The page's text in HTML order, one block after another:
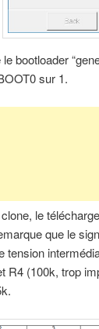
bootloader
sur 1.
le
que le
tension
R4 (100k, trop